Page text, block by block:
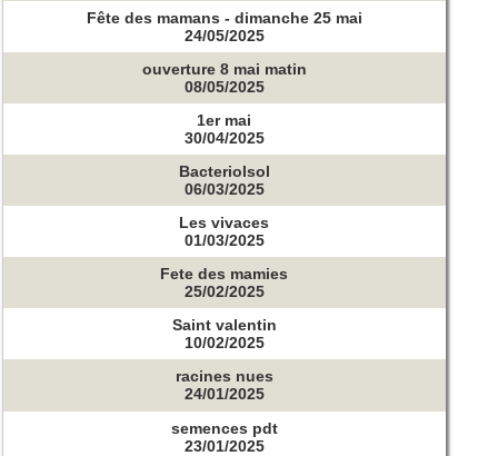
Fête des mamans - dimanche 25 mai
24/05/2025
ouverture 8 mai matin
08/05/2025
1er mai
30/04/2025
Bacteriolsol
06/03/2025
Les vivaces
01/03/2025
Fete des mamies
25/02/2025
Saint valentin
10/02/2025
racines nues
24/01/2025
semences pdt
23/01/2025